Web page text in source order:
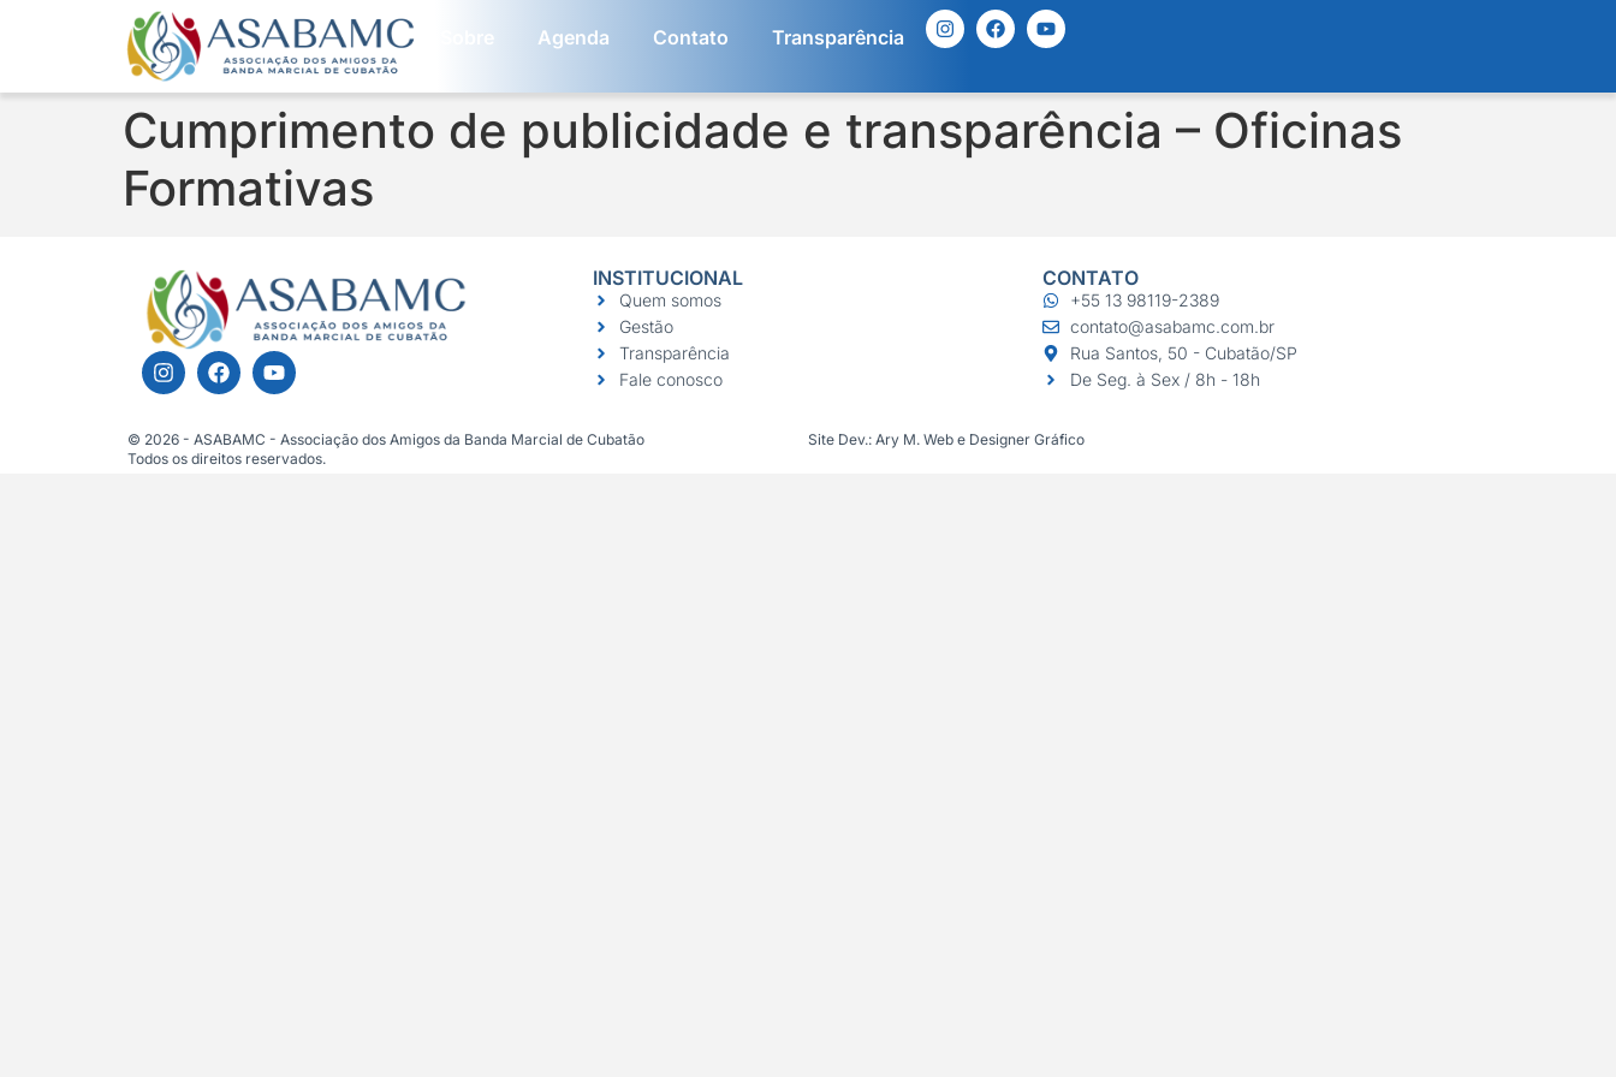
Sobre Agenda Contato Transparência
Cumprimento de publicidade e transparência – Oficinas
Formativas
INSTITUCIONAL
Quem somos
Gestão
Transparência
Fale conosco
CONTATO
+55 13 98119-2389
contato@asabamc.com.br
Rua Santos, 50 - Cubatão/SP
De Seg. à Sex / 8h - 18h
© 2026 - ASABAMC - Associação dos Amigos da Banda Marcial de Cubatão
Todos os direitos reservados.
Site Dev.: Ary M. Web e Designer Gráfico